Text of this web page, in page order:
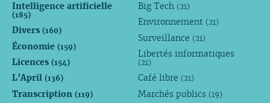
Intelligence artificielle
(185)
Divers (160)
Économie (159)
Licences (154)
L’April (136)
Transcription (119)
Big Tech (21)
Environnement (21)
Surveillance (21)
Libertés informatiques
(21)
Café libre (21)
Marchés publics (19)